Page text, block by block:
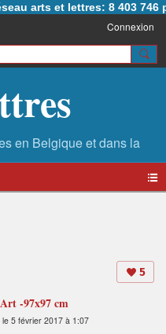
arts et lettres: 8 403 746
Connexion
5
-97x97 cm
le 5 février 2017 à 1:07